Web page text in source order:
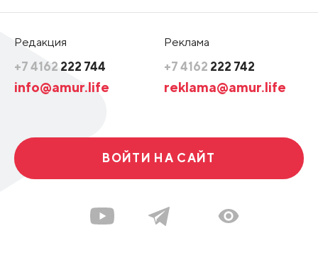
Редакция
+7 4162 222 744
info@amur.life
Реклама
+7 4162 222 742
reklama@amur.life
ВОЙТИ НА САЙТ